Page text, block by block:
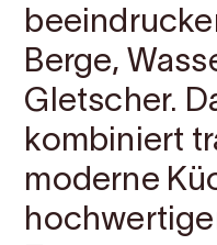
Berge,
Gletscher.
kombiniert
moderne